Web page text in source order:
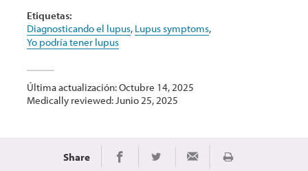
Etiquetas:
Diagnosticando el lupus, Lupus symptoms,
Yo podría tener lupus
Última actualización: Octubre 14, 2025
Medically reviewed: Junio 25, 2025
Share Share on Facebook
Share on TwitterShare via EmailImprimir